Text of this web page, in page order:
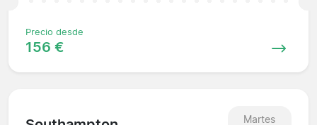
Precio desde
156 €
Martes